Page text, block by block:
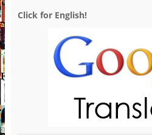
Click for English!